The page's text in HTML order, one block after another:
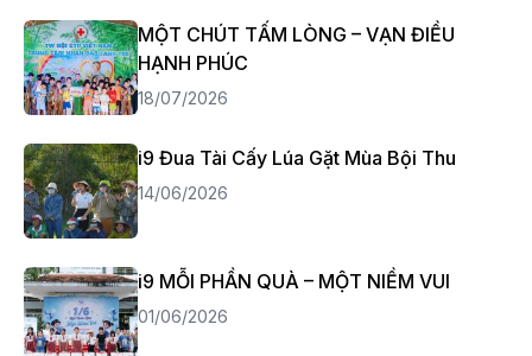
MỘT CHÚT TẤM LÒNG – VẠN ĐIỀU
HẠNH PHÚC
18/07/2026
i9 Đua Tài Cấy Lúa Gặt Mùa Bội Thu
14/06/2026
i9 MỖI PHẦN QUÀ – MỘT NIỀM VUI
01/06/2026